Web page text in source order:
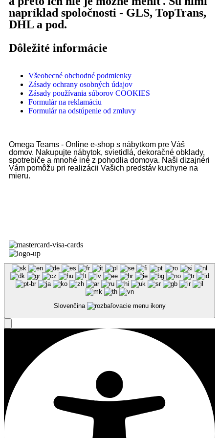
napríklad spoločnosti - GLS, TopTrans,
DHL a pod.
Dôležité informácie
Všeobecné obchodné podmienky
Zásady ochrany osobných údajov
Zásady používania súborov COOKIES
Formulár na reklamáciu
Formulár na odstúpenie od zmluvy
Omega Teams - Online e-shop s nábytkom pre Váš
domov. Nakupujte nábytok, svietidlá, dekoračné obklady,
spotrebiče a mnohé iné z pohodlia domova. Naši dizajnéri
Vám pomôžu pri realizácii Vašich predstáv kuchyne na
mieru.
Slovenčina